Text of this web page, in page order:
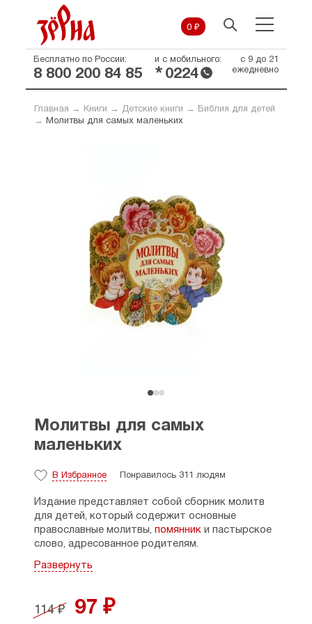
0 ₽
Бесплатно по России:
8 800 200 84 85
и с мобильного:
* 0224
с 9 до 21
ежедневно
Главная → Книги → Детские книги →
Библия для детей
→
Молитвы для самых маленьких
Молитвы для самых
маленьких
В Избранное Понравилось 311 людям
Издание представляет собой сборник молитв
для детей, который содержит основные
православные молитвы, помянники пастырское
слово, адресованное родителям.
Дорогие родители! Ничто так не объединяет
жизнь в молитве, труде и трапезе. Молитва для
ребенка должна быть такой же естественной,
Развернуть
114 ₽ 97 ₽